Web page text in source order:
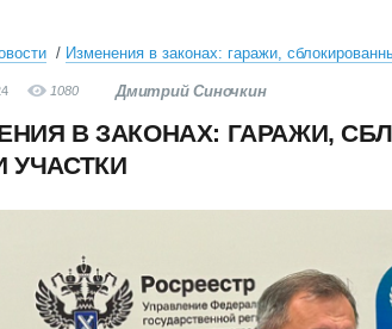
Изменения в законах: гаражи,
1080 Дмитрий Синочкин
В ЗАКОНАХ: ГАРАЖИ,
УЧАСТКИ